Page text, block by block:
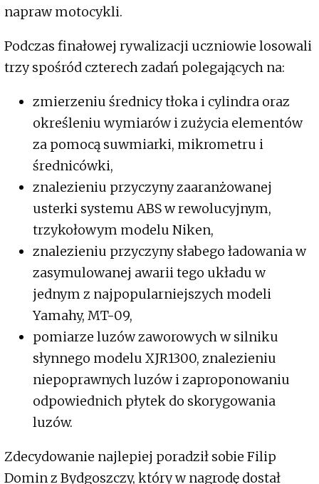
napraw motocykli.
Podczas finałowej rywalizacji uczniowie losowali
trzy spośród czterech zadań polegających na:
zmierzeniu średnicy tłoka i cylindra oraz
określeniu wymiarów i zużycia elementów
za pomocą suwmiarki, mikrometru i
średnicówki,
znalezieniu przyczyny zaaranżowanej
usterki systemu ABS w rewolucyjnym,
trzykołowym modelu Niken,
znalezieniu przyczyny słabego ładowania w
zasymulowanej awarii tego układu w
jednym z najpopularniejszych modeli
Yamahy, MT-09,
pomiarze luzów zaworowych w silniku
słynnego modelu XJR1300, znalezieniu
niepoprawnych luzów i zaproponowaniu
odpowiednich płytek do skorygowania
luzów.
Zdecydowanie najlepiej poradził sobie Filip
Domin z Bydgoszczy, który w nagrodę dostał